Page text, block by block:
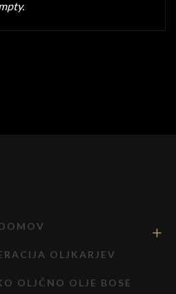
OLJKARJEV
OLJČNO OLJE BOSE